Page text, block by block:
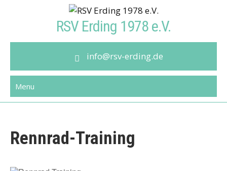
RSV Erding 1978 e.V.
info@rsv-erding.de
Menu
Rennrad-Training